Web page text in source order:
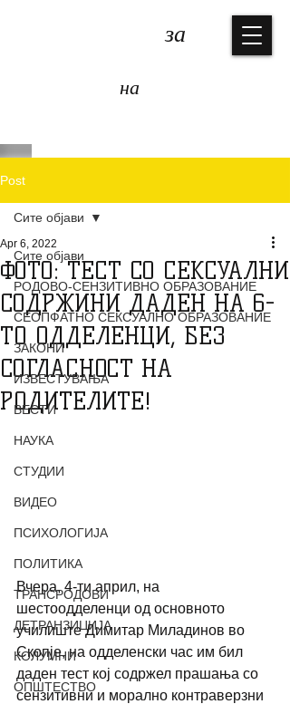
за
на
Post
Сите објави
РОДОВО-СЕНЗИТИВНО ОБРАЗОВАНИЕ
СЕОПФАТНО СЕКСУАЛНО ОБРАЗОВАНИЕ
ЗАКОНИ
ИЗВЕСТУВАЊА
ВЕСТИ
НАУКА
СТУДИИ
ВИДЕО
ПСИХОЛОГИЈА
ПОЛИТИКА
ТРАНСРОДОВИ
ДЕТРАНЗИЦИЈА
КОЛУМНИ
ОПШТЕСТВО
Сите објави
ФОТО: ТЕСТ СО СЕКСУАЛНИ
СОДРЖИНИ ДАДЕН НА 6-
ТО ОДДЕЛЕНЦИ, БЕЗ
СОГЛАСНОСТ НА
РОДИТЕЛИТЕ!
Apr 6, 2022
Вчера, 4-ти април, на
шестоодделенци од основното
училиште Димитар Миладинов во
Скопје, на одделенски час им бил
даден тест кој содржел прашања со
сензитивни и морално контраверзни